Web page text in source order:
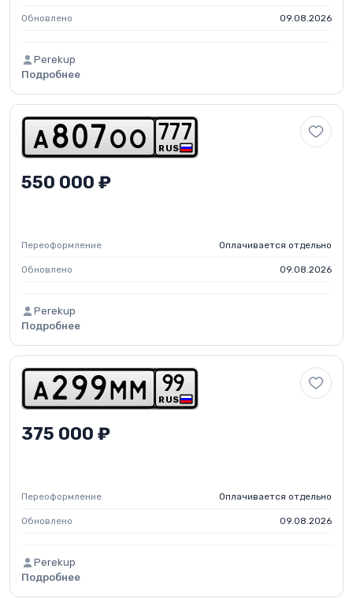
Обновлено 09.08.2026
Perekup
Подробнее
a 8 0 7 o o RUS
7 7 7
550 000 ₽
Переоформление Оплачивается отдельно
Обновлено 09.08.2026
Perekup
Подробнее
a 2 9 9 m m RUS
99
375 000 ₽
Переоформление Оплачивается отдельно
Обновлено 09.08.2026
Perekup
Подробнее